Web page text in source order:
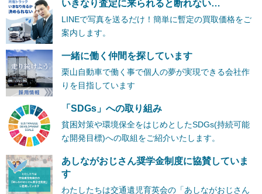
いきなり査定に来られると断れない…
LINEで写真を送るだけ！簡単に暫定の買取価格をご
案内します。
一緒に働く仲間を探しています
栗山自動車で働く事で個人の夢が実現できる会社作
りを目指しています
「SDGs」への取り組み
貧困対策や環境保全をはじめとしたSDGs(持続可能
な開発目標)への取組をご紹介いたします。
あしながおじさん奨学金制度に協賛していま
す
わたしたちは交通遺児育英会の「あしながおじさん